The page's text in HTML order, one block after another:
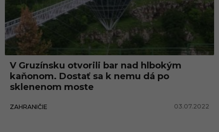
V Gruzínsku otvorili bar nad hlbokým
kaňonom. Dostať sa k nemu dá po
sklenenom moste
ZAHRANIČIE 03.07.2022